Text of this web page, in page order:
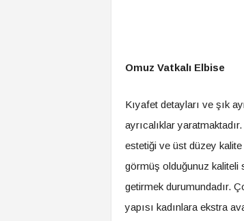
Omuz Vatkalı Elbise
Kıyafet detayları ve şık
ayrıcalıklar
estetiği ve üst düzey kalite
görmüş olduğunuz kaliteli
getirmek durumundadır.
yapısı kadınlara ekstra